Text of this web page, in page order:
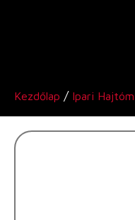
Kezdőlap / Ipari